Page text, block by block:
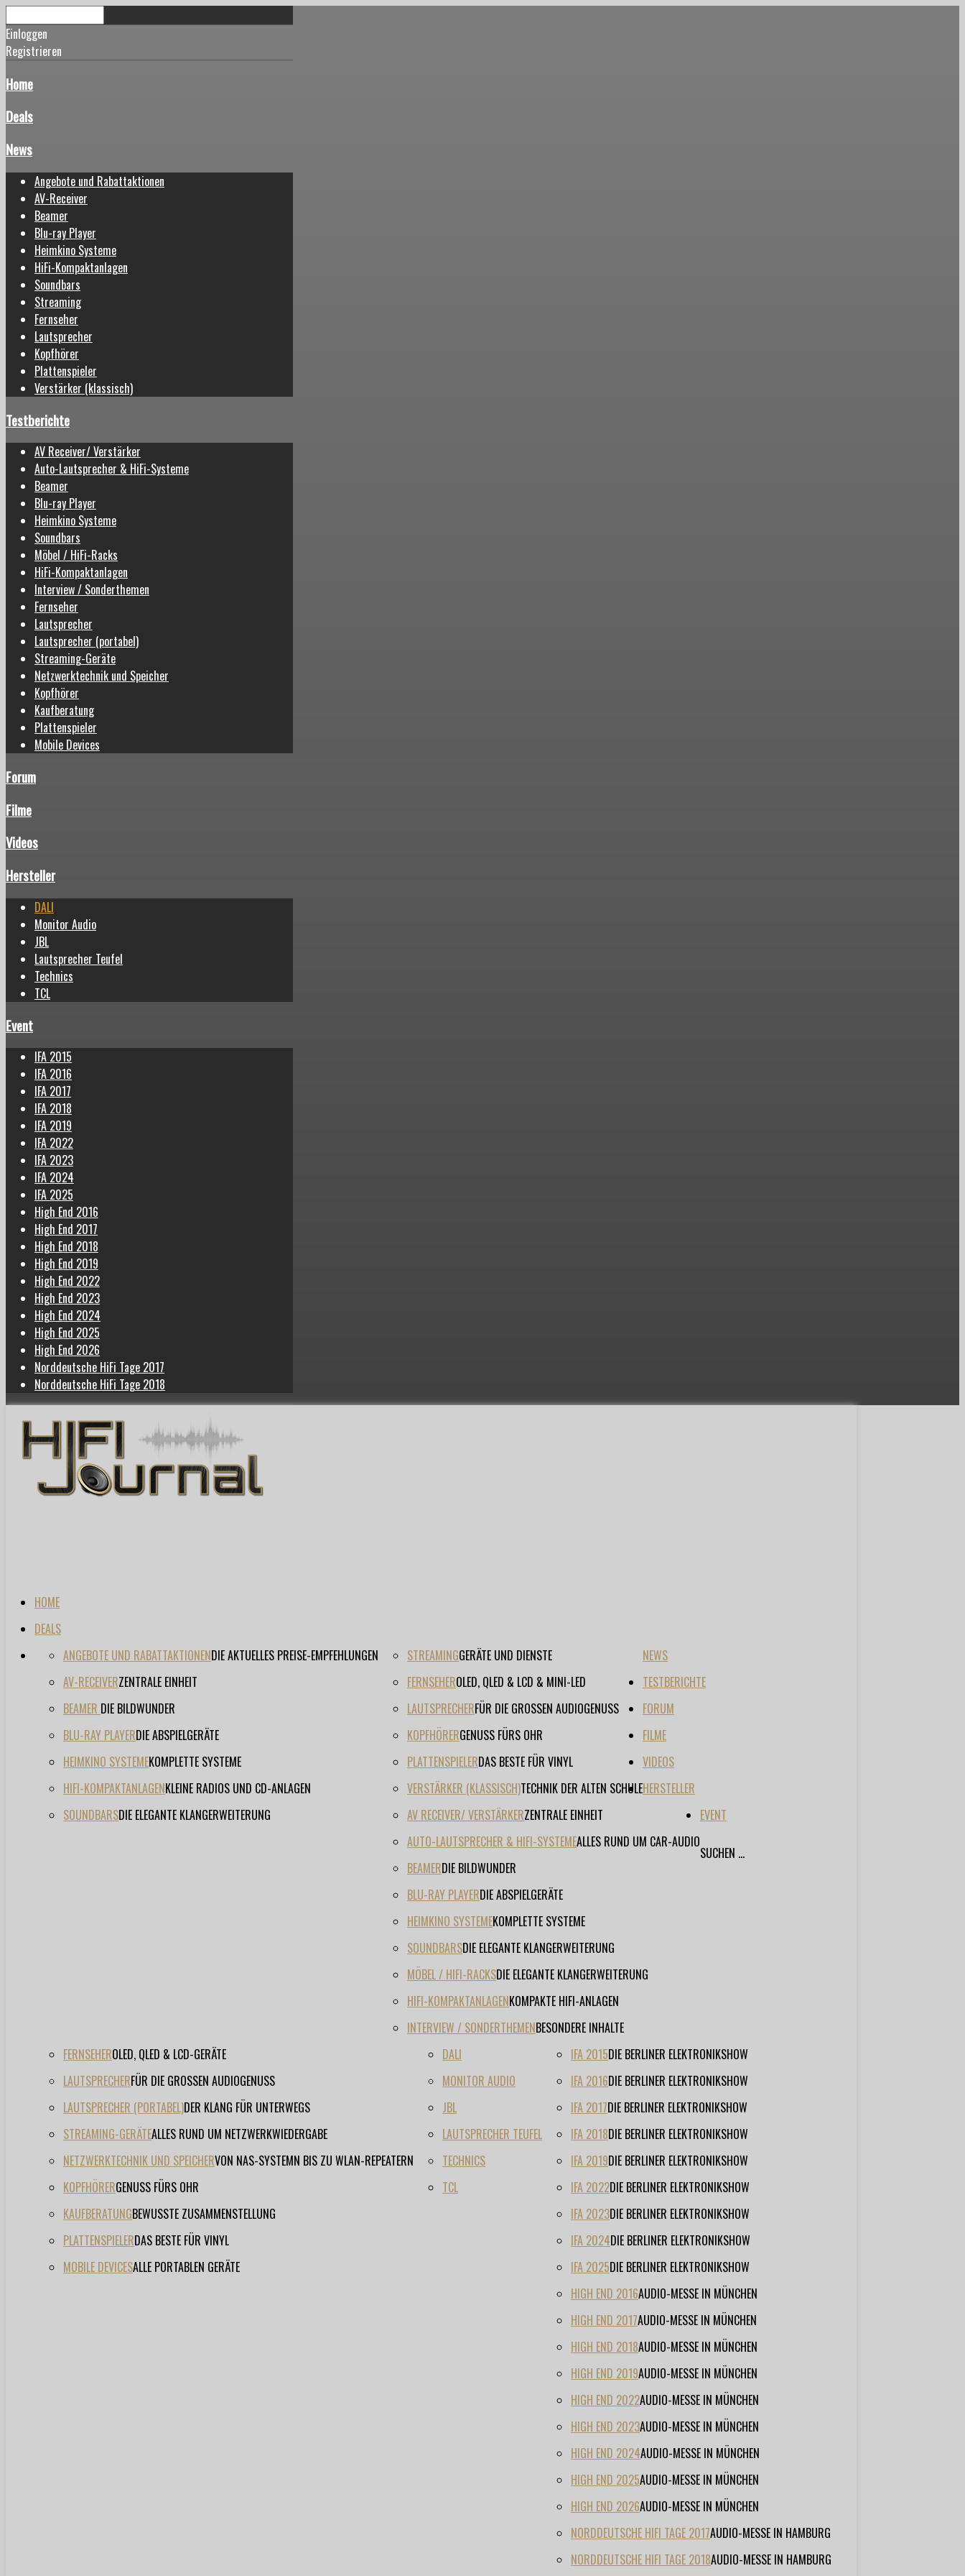
Einloggen
Registrieren
Home
Deals
News
Angebote und Rabattaktionen
AV-Receiver
Beamer
Blu-ray Player
Heimkino Systeme
HiFi-Kompaktanlagen
Soundbars
Streaming
Fernseher
Lautsprecher
Kopfhörer
Plattenspieler
Verstärker (klassisch)
Testberichte
AV Receiver/ Verstärker
Auto-Lautsprecher & HiFi-Systeme
Beamer
Blu-ray Player
Heimkino Systeme
Soundbars
Möbel / HiFi-Racks
HiFi-Kompaktanlagen
Interview / Sonderthemen
Fernseher
Lautsprecher
Lautsprecher (portabel)
Streaming-Geräte
Netzwerktechnik und Speicher
Kopfhörer
Kaufberatung
Plattenspieler
Mobile Devices
Forum
Filme
Videos
Hersteller
DALI
Monitor Audio
JBL
Lautsprecher Teufel
Technics
TCL
Event
IFA 2015
IFA 2016
IFA 2017
IFA 2018
IFA 2019
IFA 2022
IFA 2023
IFA 2024
IFA 2025
High End 2016
High End 2017
High End 2018
High End 2019
High End 2022
High End 2023
High End 2024
High End 2025
High End 2026
Norddeutsche HiFi Tage 2017
Norddeutsche HiFi Tage 2018
HOME
DEALS
NEWS
ANGEBOTE UND RABATTAKTIONENDIE AKTUELLES PREISE-EMPFEHLUNGEN
AV-RECEIVERZENTRALE EINHEIT
BEAMER DIE BILDWUNDER
BLU-RAY PLAYERDIE ABSPIELGERÄTE
HEIMKINO SYSTEMEKOMPLETTE SYSTEME
HIFI-KOMPAKTANLAGENKLEINE RADIOS UND CD-ANLAGEN
SOUNDBARSDIE ELEGANTE KLANGERWEITERUNG
STREAMINGGERÄTE UND DIENSTE
FERNSEHEROLED, QLED & LCD & MINI-LED
LAUTSPRECHERFÜR DIE GROSSEN AUDIOGENUSS
KOPFHÖRERGENUSS FÜRS OHR
PLATTENSPIELERDAS BESTE FÜR VINYL
VERSTÄRKER (KLASSISCH)TECHNIK DER ALTEN SCHULE
TESTBERICHTE
AV RECEIVER/ VERSTÄRKERZENTRALE EINHEIT
AUTO-LAUTSPRECHER & HIFI-SYSTEMEALLES RUND UM CAR-AUDIO
BEAMERDIE BILDWUNDER
BLU-RAY PLAYERDIE ABSPIELGERÄTE
HEIMKINO SYSTEMEKOMPLETTE SYSTEME
SOUNDBARSDIE ELEGANTE KLANGERWEITERUNG
MÖBEL / HIFI-RACKSDIE ELEGANTE KLANGERWEITERUNG
HIFI-KOMPAKTANLAGENKOMPAKTE HIFI-ANLAGEN
INTERVIEW / SONDERTHEMENBESONDERE INHALTE
FERNSEHEROLED, QLED & LCD-GERÄTE
LAUTSPRECHERFÜR DIE GROSSEN AUDIOGENUSS
LAUTSPRECHER (PORTABEL)DER KLANG FÜR UNTERWEGS
STREAMING-GERÄTEALLES RUND UM NETZWERKWIEDERGABE
NETZWERKTECHNIK UND SPEICHERVON NAS-SYSTEMN BIS ZU WLAN-REPEATERN
KOPFHÖRERGENUSS FÜRS OHR
KAUFBERATUNGBEWUSSTE ZUSAMMENSTELLUNG
PLATTENSPIELERDAS BESTE FÜR VINYL
MOBILE DEVICESALLE PORTABLEN GERÄTE
FORUM
FILME
VIDEOS
HERSTELLER
DALI
MONITOR AUDIO
JBL
LAUTSPRECHER TEUFEL
TECHNICS
TCL
EVENT
IFA 2015DIE BERLINER ELEKTRONIKSHOW
IFA 2016DIE BERLINER ELEKTRONIKSHOW
IFA 2017DIE BERLINER ELEKTRONIKSHOW
IFA 2018DIE BERLINER ELEKTRONIKSHOW
IFA 2019DIE BERLINER ELEKTRONIKSHOW
IFA 2022DIE BERLINER ELEKTRONIKSHOW
IFA 2023DIE BERLINER ELEKTRONIKSHOW
IFA 2024DIE BERLINER ELEKTRONIKSHOW
IFA 2025DIE BERLINER ELEKTRONIKSHOW
HIGH END 2016AUDIO-MESSE IN MÜNCHEN
HIGH END 2017AUDIO-MESSE IN MÜNCHEN
HIGH END 2018AUDIO-MESSE IN MÜNCHEN
HIGH END 2019AUDIO-MESSE IN MÜNCHEN
HIGH END 2022AUDIO-MESSE IN MÜNCHEN
HIGH END 2023AUDIO-MESSE IN MÜNCHEN
HIGH END 2024AUDIO-MESSE IN MÜNCHEN
HIGH END 2025AUDIO-MESSE IN MÜNCHEN
HIGH END 2026AUDIO-MESSE IN MÜNCHEN
NORDDEUTSCHE HIFI TAGE 2017AUDIO-MESSE IN HAMBURG
NORDDEUTSCHE HIFI TAGE 2018AUDIO-MESSE IN HAMBURG
SUCHEN ...